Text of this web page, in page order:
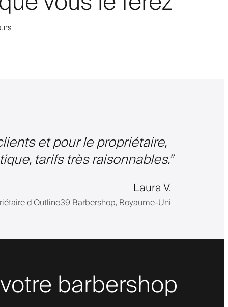
et pour le propriétaire,
tarifs très raisonnables.”
Laura V.
d'Outline39 Barbershop, Royaume-Uni
barbershop